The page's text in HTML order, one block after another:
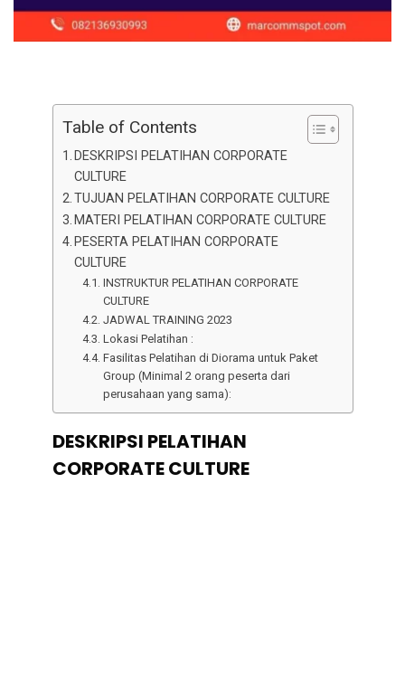
Table of Contents
DESKRIPSI PELATIHAN CORPORATE
CULTURE
TUJUAN PELATIHAN CORPORATE CULTURE
MATERI PELATIHAN CORPORATE CULTURE
PESERTA PELATIHAN CORPORATE
CULTURE
INSTRUKTUR PELATIHAN CORPORATE
CULTURE
JADWAL TRAINING 2023
Lokasi Pelatihan :
Fasilitas Pelatihan di Diorama untuk Paket
Group (Minimal 2 orang peserta dari
perusahaan yang sama):
DESKRIPSI PELATIHAN
CORPORATE CULTURE